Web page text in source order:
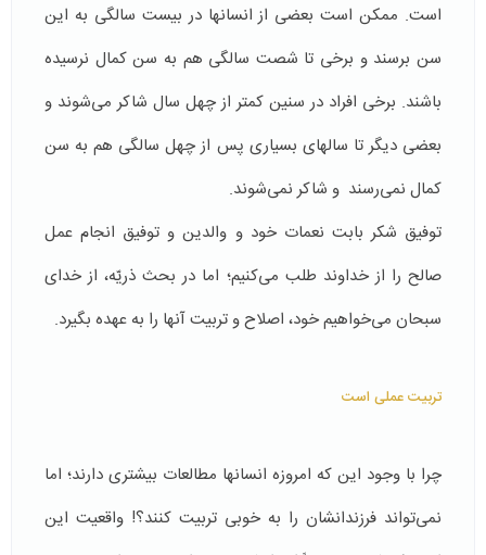
است. ممکن است بعضی از انسان­ها در بیست سالگی به این
سن برسند و برخی تا شصت سالگی هم به سن کمال نرسیده
باشند. برخی افراد در سنین کمتر از چهل سال شاکر می­‌شوند و
بعضی دیگر تا سال­های بسیاری پس از چهل سالگی هم به سن
کمال نمی‌رسند و شاکر نمی‌­شوند.
توفیق شکر بابت نعمات خود و والدین و توفیق انجام عمل
صالح را از خداوند طلب می‌کنیم؛ اما در بحث ذریّه، از خدای
سبحان می‌خواهیم خود، اصلاح و تربیت آن­ها را به عهده بگیرد.
تربیت عملی است
چرا با وجود این که امروزه انسان­ها مطالعات بیشتری دارند؛ اما
نمی­‌تواند فرزندانشان را به خوبی تربیت کنند؟! واقعیت این